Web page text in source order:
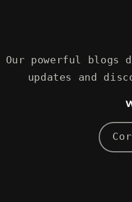
Our powerful blogs
updates and